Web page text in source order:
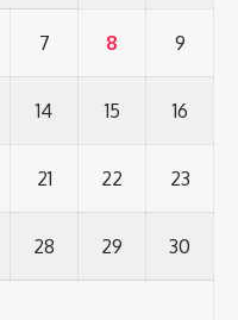
7 8 9
14 15 16
21 22 23
28 29 30